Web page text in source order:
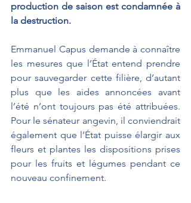
production de saison est condamnée à
la destruction.
Emmanuel Capus demande à connaître
les mesures que l’État entend prendre
pour sauvegarder cette filière, d’autant
plus que les aides annoncées avant
l’été n’ont toujours pas été attribuées.
Pour le sénateur angevin, il conviendrait
également que l’État puisse élargir aux
fleurs et plantes les dispositions prises
pour les fruits et légumes pendant ce
nouveau confinement.